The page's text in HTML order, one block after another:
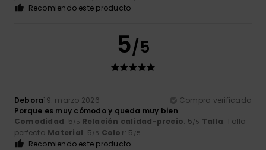
Recomiendo este producto
5/5
Debora19. marzo 2026
Compra verificada
Porque es muy cómodo y queda muy bien
Comodidad: 5/5 Relación calidad-precio: 5/5 Talla: Talla
perfecta Material: 5/5 Color: 5 /5
Recomiendo este producto